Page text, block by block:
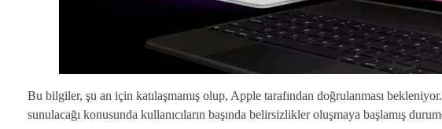
Bu bilgiler, şu an için katılaşmamış olup, Apple tarafından doğrulanması
sunulacağı konusunda kullanıcıların başında belirsizlikler oluşmaya başlamış